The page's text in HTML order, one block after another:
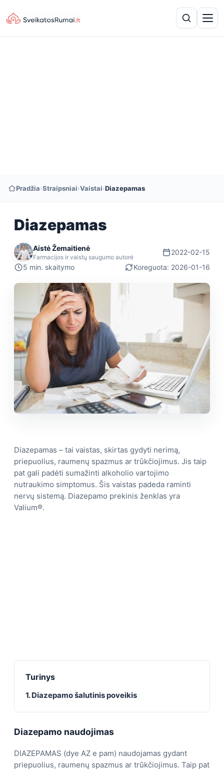
Pradžia›Straipsniai›Vaistai›Diazepamas
Diazepamas
Aistė Žemaitienė
Farmacijos ir vaistų saugumo autorė
2022-02-15
5 min. skaitymo
Koreguota: 2026-01-16
Diazepamas – tai vaistas, skirtas gydyti nerimą,
priepuolius, raumenų spazmus ar trūkčiojimus. Jis taip
pat gali padėti sumažinti alkoholio vartojimo
nutraukimo simptomus. Šis vaistas padeda raminti
nervų sistemą. Diazepamo prekinis ženklas yra
Valium®.
Turinys
1. Diazepamo šalutinis poveikis
Diazepamo naudojimas
DIAZEPAMAS (dye AZ e pam) naudojamas gydant
priepuolius, raumenų spazmus ar trūkčiojimus. Taip pat